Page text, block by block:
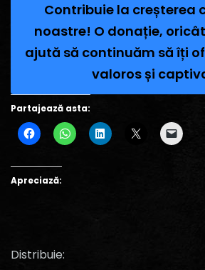
Contribuie la creșterea
noastre! O donație,
ajută să continuăm să îți
valoros și
Partajează asta:
Apreciază:
Distribuie: